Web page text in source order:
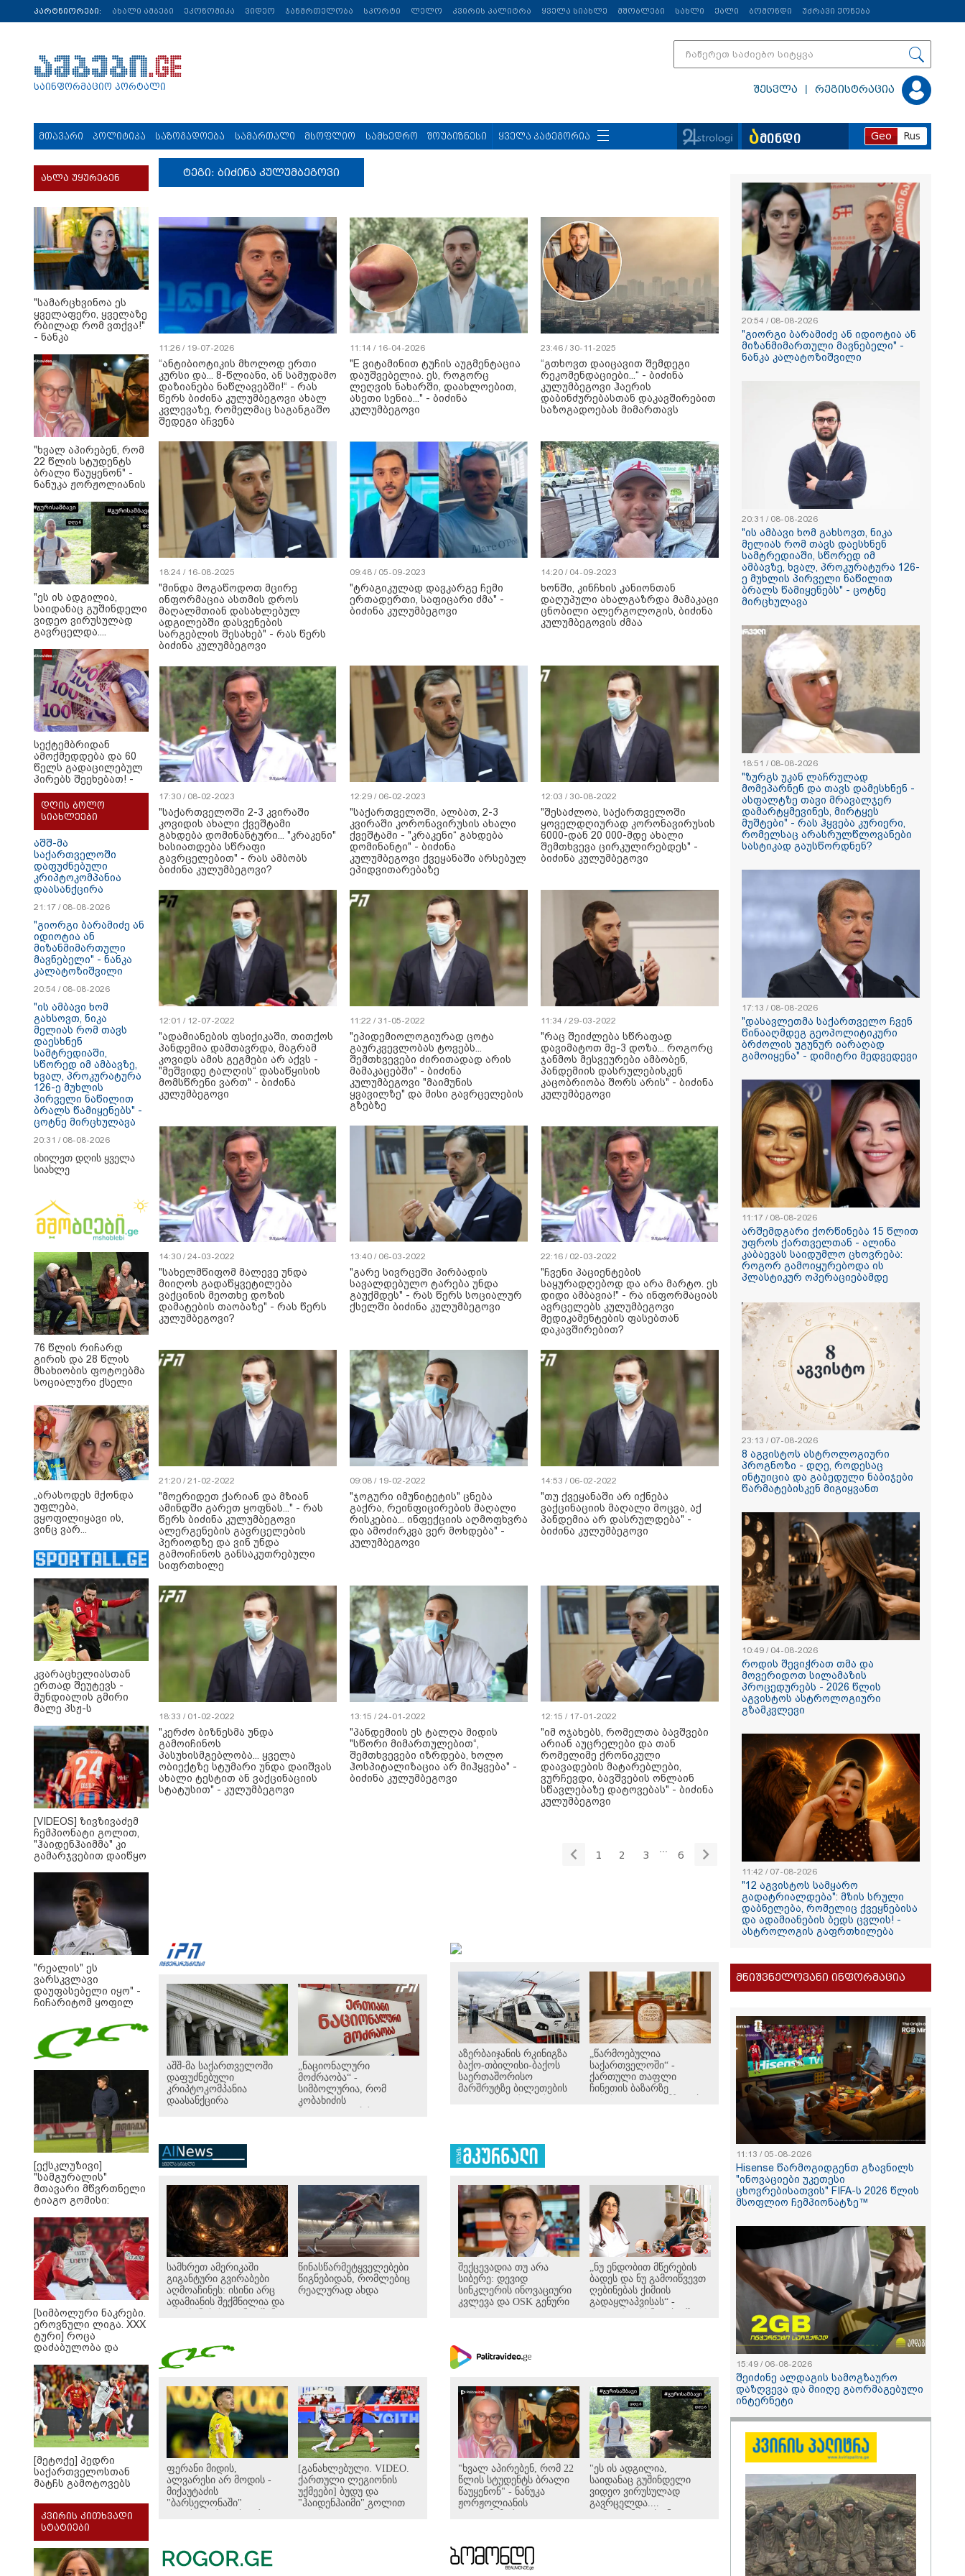
პარტნიორები: ახალი ამბები ეკონომიკა ვიდეო ჯანმრთელობა სპორტი ლელო კვირის პალიტრა ყველა სიახლე მშობლები სახლი ქალი ბომონდი უძრავი ქონება
საინფორმაციო პორტალი რეგისტრაცია
|
შესვლა
მთავარი პოლიტიკა საზოგადოება სამართალი მსოფლიო სამხედრო შოუბიზნესი ყველა კატეგორია ამინდი Geo Rus
ტეგი: ბიძინა კულუმბეგოვი
11:26 / 19-07-2026
“ანტიბიოტიკის მხოლოდ ერთი
კურსი და... 8-წლიანი, ან სამუდამო
დაზიანება ნაწლავებში!“ - რას
წერს ბიძინა კულუმბეგოვი ახალ
კვლევაზე, რომელმაც საგანგაშო
შედეგი აჩვენა
11:14 / 16-04-2026
"E ვიტამინით ტუჩის აუგმენტაცია
დაუშვებელია. ეს, როგორც
ლეღვის ნახარში, დაახლოებით,
ასეთი სენია..." - ბიძინა
კულუმბეგოვი
23:46 / 30-11-2025
“გთხოვთ დაიცავით შემდეგი
რეკომენდაციები...“ - ბიძინა
კულუმბეგოვი ჰაერის
დაბინძურებასთან დაკავშირებით
საზოგადოებას მიმართავს
18:24 / 16-08-2025
"მინდა მოგაწოდოთ მცირე
ინფორმაცია ასთმის დროს
მაღალმთიან დასახლებულ
ადგილებში დასვენების
სარგებლის შესახებ" - რას წერს
ბიძინა კულუმბეგოვი
09:48 / 05-09-2023
"ტრაგიკულად დავკარგე ჩემი
ერთადერთი, საფიცარი ძმა" -
ბიძინა კულუმბეგოვი
14:20 / 04-09-2023
ხონში, კინჩხის კანიონთან
დაღუპული ახალგაზრდა მამაკაცი
ცნობილი ალერგოლოგის, ბიძინა
კულუმბეგოვის ძმაა
17:30 / 08-02-2023
"საქართველოში 2-3 კვირაში
კოვიდის ახალი ქვეშტამი
გახდება დომინანტური... "კრაკენი"
ხასიათდება სწრაფი
გავრცელებით" - რას ამბობს
ბიძინა კულუმბეგოვი?
12:29 / 06-02-2023
"საქართველოში, ალბათ, 2-3
კვირაში კორონავირუსის ახალი
ქვეშტამი - "კრაკენი“ გახდება
დომინანტი" - ბიძინა
კულუმბეგოვი ქვეყანაში არსებულ
ეპიდვითარებაზე
12:03 / 30-08-2022
"შესაძლოა, საქართველოში
ყოველდღიურად კორონავირუსის
6000-დან 20 000-მდე ახალი
შემთხვევა ცირკულირებდეს" -
ბიძინა კულუმბეგოვი
12:01 / 12-07-2022
"ადამიანების ფსიქიკაში, თითქოს
პანდემია დამთავრდა, მაგრამ
კოვიდს ამის გეგმები არ აქვს -
"მეშვიდე ტალღის“ დასაწყისის
მომსწრენი ვართ" - ბიძინა
კულუმბეგოვი
11:22 / 31-05-2022
"ეპიდემიოლოგიურად ცოტა
გაურკვევლობას ტოვებს...
შემთხვევები ძირითადად არის
მამაკაცებში" - ბიძინა
კულუმბეგოვი "მაიმუნის
ყვავილზე" და მისი გავრცელების
გზებზე
11:34 / 29-03-2022
"რაც შეიძლება სწრაფად
დავიმატოთ მე-3 დოზა... როგორც
ჯანმოს მესვეურები ამბობენ,
პანდემიის დასრულებისკენ
კაცობრიობა შორს არის" - ბიძინა
კულუმბეგოვი
14:30 / 24-03-2022
"სახელმწიფომ მალევე უნდა
მიიღოს გადაწყვეტილება
ვაქცინის მეოთხე დოზის
დამატების თაობაზე" - რას წერს
კულუმბეგოვი?
13:40 / 06-03-2022
"გარე სივრცეში პირბადის
სავალდებულო ტარება უნდა
გაუქმდეს" - რას წერს სოციალურ
ქსელში ბიძინა კულუმბეგოვი
22:16 / 02-03-2022
"ჩვენი პაციენტების
საყურადღებოდ და არა მარტო. ეს
დიდი ამბავია!" - რა ინფორმაციას
ავრცელებს კულუმბეგოვი
მედიკამენტების ფასებთან
დაკავშირებით?
21:20 / 21-02-2022
"მოერიდეთ ქარიან და მზიან
ამინდში გარეთ ყოფნას..." - რას
წერს ბიძინა კულუმბეგოვი
ალერგენების გავრცელების
პერიოდზე და ვინ უნდა
გამოიჩინოს განსაკუთრებული
სიფრთხილე
09:08 / 19-02-2022
"ჯოგური იმუნიტეტის" ცნება
გაქრა, რეინფიცირების მაღალი
რისკებია... ინფექციის აღმოფხვრა
და ამოძირკვა ვერ მოხდება" -
კულუმბეგოვი
14:53 / 06-02-2022
"თუ ქვეყანაში არ იქნება
ვაქცინაციის მაღალი მოცვა, აქ
პანდემია არ დასრულდება" -
ბიძინა კულუმბეგოვი
18:33 / 01-02-2022
"კერძო ბიზნესმა უნდა
გამოიჩინოს
პასუხისმგებლობა... ყველა
ობიექტზე სტუმარი უნდა დაიშვას
ახალი ტესტით ან ვაქცინაციის
სტატუსით" - კულუმბეგოვი
13:15 / 24-01-2022
"პანდემიის ეს ტალღა მიდის
"სწორი მიმართულებით“,
შემთხვევები იზრდება, ხოლო
ჰოსპიტალიზაცია არ მიჰყვება" -
ბიძინა კულუმბეგოვი
12:15 / 17-01-2022
"იმ ოჯახებს, რომელთა ბავშვები
არიან აუცრელები და თან
რომელიმე ქრონიკული
დაავადების მატარებლები,
ვურჩევდი, ბავშვების ონლაინ
სწავლებაზე დატოვებას" - ბიძინა
კულუმბეგოვი
1 2 3 6
აშშ-მა საქართველოში
დაფუძნებული
კრიპტოკომპანია
დაასანქცირა
„ნაციონალური
მოძრაობა“ -
სიმბოლურია, რომ
კობახიძის
აზერბაიჯანის რკინიგზა
ბაქო-თბილისი-ბაქოს
საერთაშორისო
მარშრუტზე ბილეთების
„წარმოებულია
საქართველოში“ -
ქართული თაფლი
ჩინეთის ბაზარზე
სამხრეთ ამერიკაში
გიგანტური გვირაბები
აღმოაჩინეს: ისინი არც
ადამიანის შექმნილია და
წინასწარმეტყველებები
წიგნებიდან, რომლებიც
რეალურად ახდა
შექცევადია თუ არა
სიბერე: დევიდ
სინკლერის ინოვაციური
კვლევა და OSK გენური
„ნუ ენდობით მწერების
ბადეს და ნუ გამოიწვევთ
ღებინებას ქიმიის
გადაყლაპვისას“ -
ფერანი მიდის,
ალვარესი არ მოდის -
მიქაუტაძის
"ბარსელონაში"
[განახლებული. VIDEO.
ქართული ლეგიონის
უქმეები] ბუდუ და
"ჰაიდენჰაიმი" გოლით
"ხვალ აპირებენ, რომ 22
წლის სტუდენტს ბრალი
წაუყენონ" - ნანუკა
ჟორჟოლიანის
"ეს ის ადგილია,
საიდანაც გუშინდელი
ვიდეო ვირუსულად
გავრცელდა....
20:54 / 08-08-2026
"გიორგი ბარამიძე ან იდიოტია ან
მიზანმიმართული მავნებელი" -
ნანკა კალატოზიშვილი
20:31 / 08-08-2026
"ის ამბავი ხომ გახსოვთ, ნიკა
მელიას რომ თავს დაესხნენ
სამტრედიაში, სწორედ იმ
ამბავზე, ხვალ, პროკურატურა 126-
ე მუხლის პირველი ნაწილით
ბრალს წამიყენებს" - ცოტნე
მირცხულავა
18:51 / 08-08-2026
"ზურგს უკან ლაჩრულად
მომეპარნენ და თავს დამესხნენ -
ასფალტზე თავი მრავალჯერ
დამარტყმევინეს, მირტყეს
მუშტები" - რას ჰყვება კურიერი,
რომელსაც არასრულწლოვანები
სასტიკად გაუსწორდნენ?
17:13 / 08-08-2026
"დასავლეთმა საქართველო ჩვენ
წინააღმდეგ გეოპოლიტიკური
ბრძოლის უგუნურ იარაღად
გამოიყენა" - დიმიტრი მედვედევი
11:17 / 08-08-2026
არშემდგარი ქორწინება 15 წლით
უფროს ქართველთან - ალინა
კაბაევას საიდუმლო ცხოვრება:
როგორ გამოიყურებოდა ის
პლასტიკურ ოპერაციებამდე
23:13 / 07-08-2026
8 აგვისტოს ასტროლოგიური
პროგნოზი - დღე, როდესაც
ინტუიცია და გაბედული ნაბიჯები
წარმატებისკენ მიგიყვანთ
10:49 / 04-08-2026
როდის შევიჭრათ თმა და
მოვერიდოთ სილამაზის
პროცედურებს - 2026 წლის
აგვისტოს ასტროლოგიური
გზამკვლევი
11:42 / 07-08-2026
"12 აგვისტოს სამყარო
გადატრიალდება": მზის სრული
დაბნელება, რომელიც ქვეყნებისა
და ადამიანების ბედს ცვლის! -
ასტროლოგის გაფრთხილება
მნიშვნელოვანი ინფორმაცია
11:13 / 05-08-2026
Hisense წარმოგიდგენთ გზავნილს
"ინოვაციები უკეთესი
ცხოვრებისათვის" FIFA-ს 2026 წლის
მსოფლიო ჩემპიონატზე™
15:49 / 06-08-2026
შეიძინე ალდაგის სამოგზაურო
დაზღვევა და მიიღე გაორმაგებული
ინტერნეტი
ახლა უყურებენ
"სა­მარ­ცხვი­ნოა ეს
ყვე­ლა­ფე­რი, ყვე­ლა­ზე
რბი­ლად რომ ვთქვა!"
- ნანკა
გიორგი ბარამიძის
განცხადებას
ეხმაურება
"ხვალ აპირებენ, რომ
22 წლის სტუდენტს
ბრალი წაუყენონ" -
ნანუკა ჟორჟოლიანის
"ეს ის ადგილია,
საიდანაც გუშინდელი
ვიდეო ვირუსულად
გავრცელდა....
განსაჯეთ, რამდენად
შესაძლებელია აქ
ადამიანის
გადავარდნა" - რა
კადრებს აქვეყნებს
კობა ახალაძე
მლეთიდან, სადაც 12
წლის წინ გურამ
დადიანიძე
გაუჩინარდა?
სექტემბრიდან
ამოქმედდება და 60
წელს გადაცილებულ
პირებს შეეხებათ! -
საქართველოს
ეროვნული ბანკი
განცხადებას
დღის ბოლო
სიახლეები
აშშ-მა
საქართველოში
დაფუძნებული
კრიპტოკომპანია
დაასანქცირა
21:17 / 08-08-2026
"გიორგი ბარამიძე ან
იდიოტია ან
მიზანმიმართული
მავნებელი" - ნანკა
კალატოზიშვილი
20:54 / 08-08-2026
"ის ამბავი ხომ
გახსოვთ, ნიკა
მელიას რომ თავს
დაესხნენ
სამტრედიაში,
სწორედ იმ ამბავზე,
ხვალ, პროკურატურა
126-ე მუხლის
პირველი ნაწილით
ბრალს წამიყენებს" -
ცოტნე მირცხულავა
20:31 / 08-08-2026
იხილეთ დღის ყველა
სიახლე
76 წლის რიჩარდ
გირის და 28 წლის
მსახიობის ფოტოებმა
სოციალური ქსელი
სინამდვილეში?
„არასოდეს მქონდა
უფლება,
ვყოფილიყავი ის,
ვინც ვარ...
რომლებიც სულ
მაკონტროლებდნენ,
ყველაფრის უფლება
წამართვეს... როგორ
დაუშვა ეს
მთავრობამ?“ -
ბრიტნი სპირსის
აღიარება
მშობლებზე,
შოუბიზნესზე და
"დედობაში
დამარცხებაზე"
კვარაცხელიასთან
ერთად შეუტევს -
მუნდიალის გმირი
მალე პსჟ-ს
გახდება
[VIDEOS] ზივზივაძემ
ჩემპიონატი გოლით,
"ჰაიდენჰაიმმა" კი
გამარჯვებით დაიწყო
"რეალის" ეს
ვარსკვლავი
დაუფასებელი იყო" -
ჩიჩარიტომ ყოფილ
ისაუბრა
[ექსკლუზივი]
"სამგურალის"
მთავარი მწვრთნელი
ტიაგო გომისი:
ტალანტების
ქვეყანაა"!
[სიმბოლური ნაკრები.
ეროვნული ლიგა. XXX
ტური] როცა
დაძაბულობა და
არიან...
[მეტოქე] პედრი
საქართველოსთან
მატჩს გამოტოვებს
კვირის კითხვადი
სტატიები